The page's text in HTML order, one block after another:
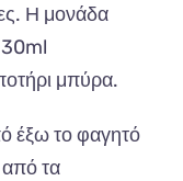
Η μονάδα
30ml
μπύρα.
έξω το φαγητό
από τα